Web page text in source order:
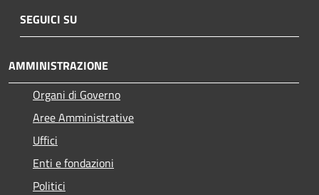
SEGUICI SU
AMMINISTRAZIONE
Organi di Governo
Aree Amministrative
Uffici
Enti e fondazioni
Politici